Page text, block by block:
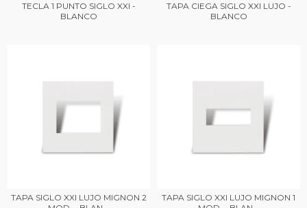
TECLA 1 PUNTO SIGLO XXI -
BLANCO
TAPA CIEGA SIGLO XXI LUJO -
BLANCO
TAPA SIGLO XXI LUJO MIGNON 2
TAPA SIGLO XXI LUJO MIGNON 1